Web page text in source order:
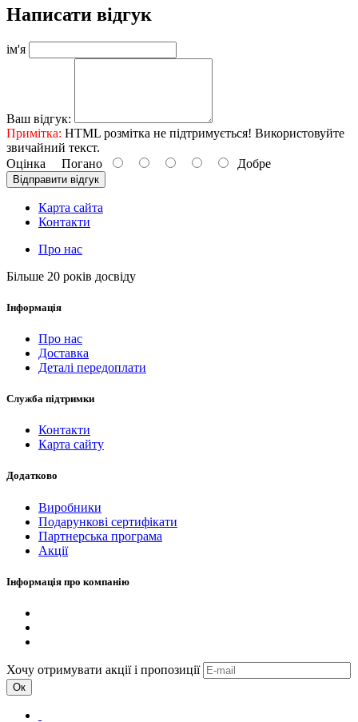
Написати відгук
ім'я
Ваш відгук:
Примітка: HTML розмітка не підтримується! Використовуйте
звичайний текст.
Оцінка Погано Добре
Відправити відгук
Карта сайта
Контакти
Про нас
Більше 20 років досвіду
Інформація
Про нас
Доставка
Деталі передоплати
Служба підтримки
Контакти
Карта сайту
Додатково
Виробники
Подарункові сертифікати
Партнерська програма
Акції
Інформація про компанію
Хочу отримувати акції і пропозиції
Ок